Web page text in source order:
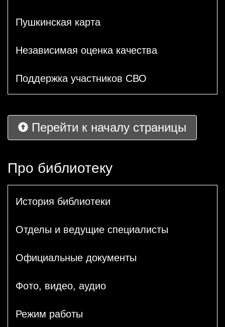
Пушкинская карта
Независимая оценка качества
Поддержка участников СВО
Перейти к началу страницы
Про библиотеку
История библиотеки
Отделы и ведущие специалисты
Официальные документы
Фото, видео, аудио
Режим работы